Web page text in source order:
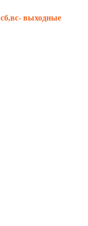
сб,вс- выходные